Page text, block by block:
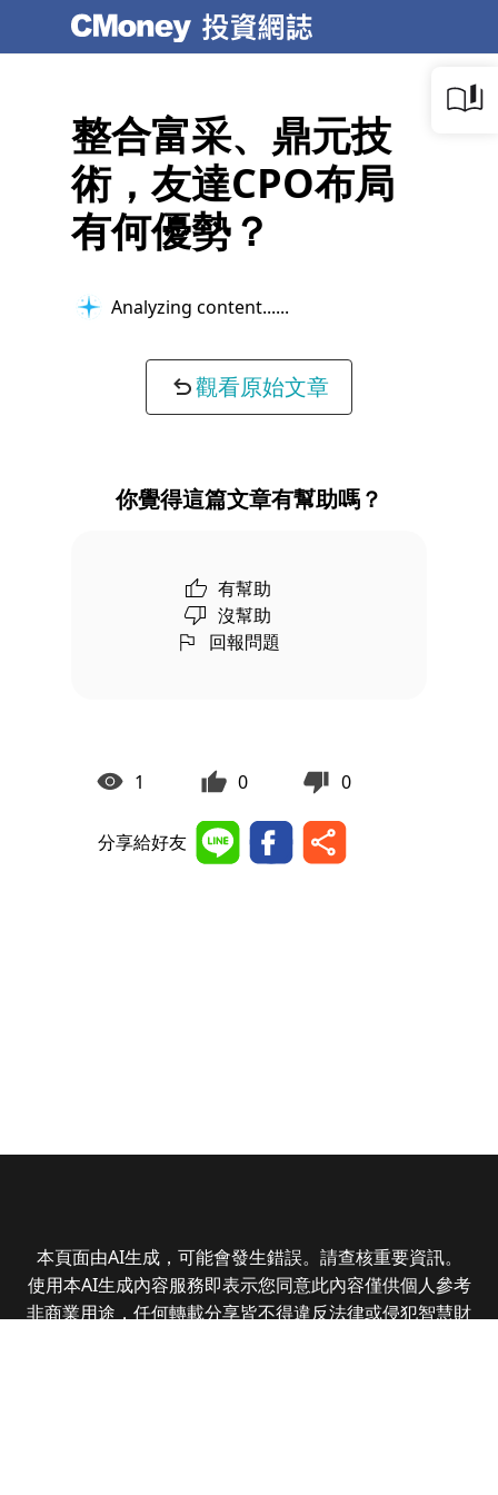
整合富采、鼎元技
術，友達CPO布局
有何優勢？
Analyzing content...
觀看原始文章
你覺得這篇文章有幫助嗎？
有幫助
沒幫助
回報問題
1 0 0
分享給好友
本頁面由AI生成，可能會發生錯誤。請查核重要資訊。
使用本AI生成內容服務即表示您同意此內容僅供個人參考
非商業用途，任何轉載分享皆不得違反法律或侵犯智慧財